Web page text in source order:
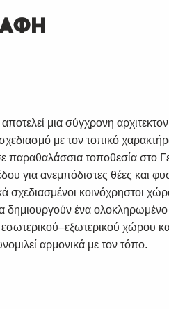
αποτελεί μια σύγχρονη
με τον τοπικό
παραθαλάσσια τοποθεσία στο
για ανεμπόδιστες θέες και
σχεδιασμένοι κοινόχρηστοι
δημιουργούν ένα ολοκληρωμένο
χώρου
αρμονικά με τον τόπο.